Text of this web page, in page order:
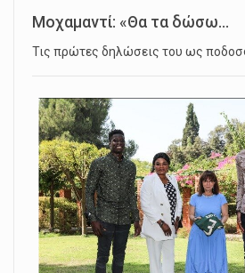
Μοχαμαντί: «Θα τα δώσω...
Τις πρώτες δηλώσεις του ως